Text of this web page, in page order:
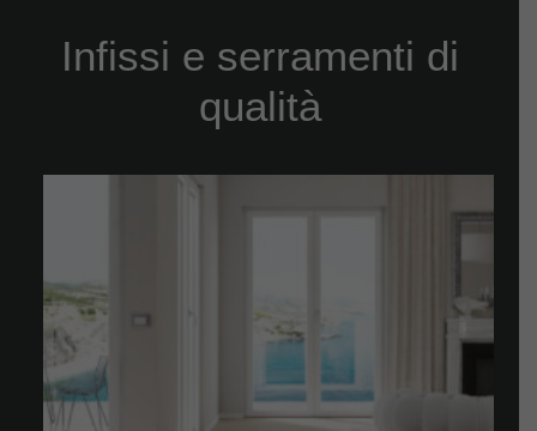
Infissi e serramenti di
qualità